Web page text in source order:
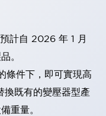
計自 2026 年 1 月
。
條件下，即可實現高
既有的變壓器型產
重量。